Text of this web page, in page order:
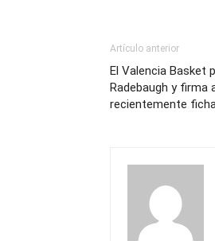
Artículo anterior
El Valencia Basket
Radebaugh y firma
recientemente